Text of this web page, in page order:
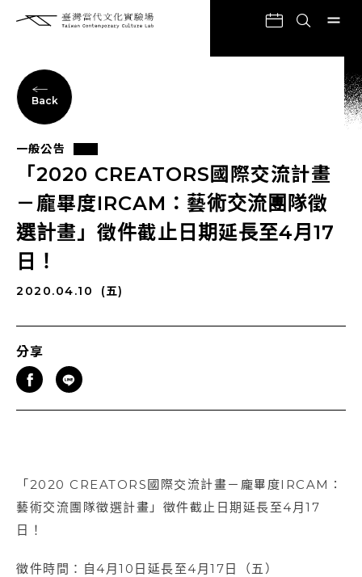
Back
一般公告
「2020 CREATORS國際交流計畫
－龐畢度IRCAM：藝術交流團隊徵
選計畫」徵件截止日期延長至4月17
日！
2020.04.10 (五)
分享
「2020 CREATORS國際交流計畫－龐畢度IRCAM：
藝術交流團隊徵選計畫」徵件截止日期延長至4月17
日！
徵件時間：自4月10日延長至4月17日（五）